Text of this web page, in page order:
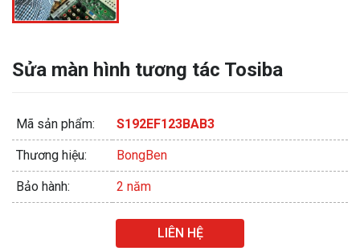
Sửa màn hình tương tác Tosiba
Mã sản phẩm: S192EF123BAB3
Thương hiệu: BongBen
Bảo hành: 2 năm
LIÊN HỆ